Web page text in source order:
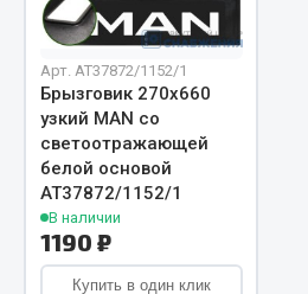
Выключатель массы
Изолента
Показать ещё
Весь раздел
Запчасти на полуприцепы
Амортизаторы для полуприцепов
Арт. AT37872/1152/1
Брызговик 270х660
узкий MAN со
светоотражающей
белой основой
АТ37872/1152/1
В наличии
1190 ₽
Купить в один клик